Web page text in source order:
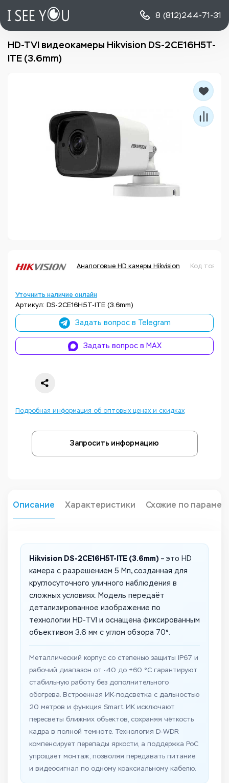
8 (812)244-71-31
HD-TVI видеокамеры Hikvision DS-2CE16H5T-
ITE (3.6mm)
Аналоговые HD камеры Hikvision Код
Уточнить наличие онлайн
Артикул: DS-2CE16H5T-ITE (3.6mm)
Задать вопрос в Telegram
Задать вопрос в MAX
Подробная информация об оптовых ценах и скидках
Запросить информацию
Описание Характеристики Схожие по
Hikvision DS-2CE16H5T-ITE (3.6mm) – это HD
камера с разрешением 5 Мп, созданная для
круглосуточного уличного наблюдения в
сложных условиях. Модель передаёт
детализированное изображение по
технологии HD-TVI и оснащена фиксированным
объективом 3.6 мм с углом обзора 70°.
Металлический корпус со степенью защиты IP67 и
рабочий диапазон от -40 до +60 °C гарантируют
стабильную работу без дополнительного
обогрева. Встроенная ИК-подсветка с дальностью
20 метров и функция Smart ИК исключают
пересветы ближних объектов, сохраняя чёткость
кадра в полной темноте. Технология D-WDR
компенсирует перепады яркости, а поддержка PoC
упрощает монтаж, позволяя передавать питание
и видеосигнал по одному коаксиальному кабелю.